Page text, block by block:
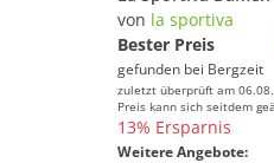
von la sportiva
Bester Preis
gefunden bei Bergzeit
zuletzt überprüft am
Preis kann sich seitdem
13% Ersparnis
Weitere Angebote: